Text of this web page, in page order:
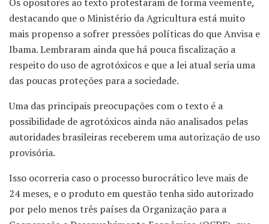
destacando que o Ministério da Agricultura está muito
mais propenso a sofrer pressões políticas do que Anvisa e
Ibama. Lembraram ainda que há pouca fiscalização a
respeito do uso de agrotóxicos e que a lei atual seria uma
das poucas proteções para a sociedade.
Uma das principais preocupações com o texto é a
possibilidade de agrotóxicos ainda não analisados pelas
autoridades brasileiras receberem uma autorização de uso
provisória.
Isso ocorreria caso o processo burocrático leve mais de
24 meses, e o produto em questão tenha sido autorizado
por pelo menos três países da Organização para a